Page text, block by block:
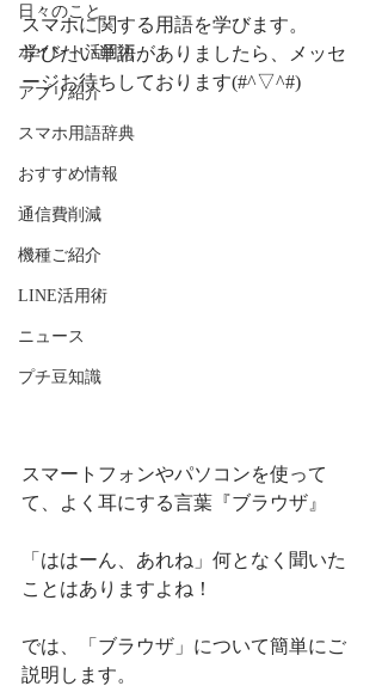
日々のこと
ポイント活用術
アプリ紹介
スマホ用語辞典
おすすめ情報
通信費削減
機種ご紹介
LINE活用術
ニュース
プチ豆知識
スマホに関する用語を学びます。
学びたい単語がありましたら、メッセ
ージお待ちしております(#^▽^#)
スマートフォンやパソコンを使って
て、よく耳にする言葉『ブラウザ』
「ははーん、あれね」何となく聞いた
ことはありますよね！
では、「ブラウザ」について簡単にご
説明します。